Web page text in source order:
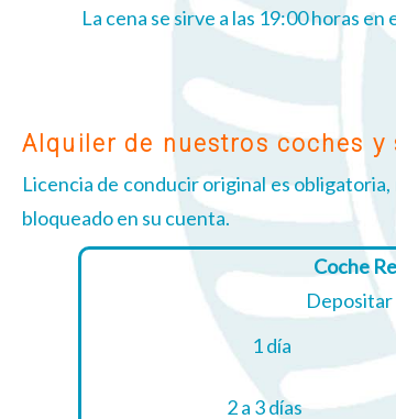
La cena se sirve a las 19:00 horas
Alquiler de nuestros coches y
Licencia de conducir original es
bloqueado en su cuenta.
Coche
1 día
2 a 3 días